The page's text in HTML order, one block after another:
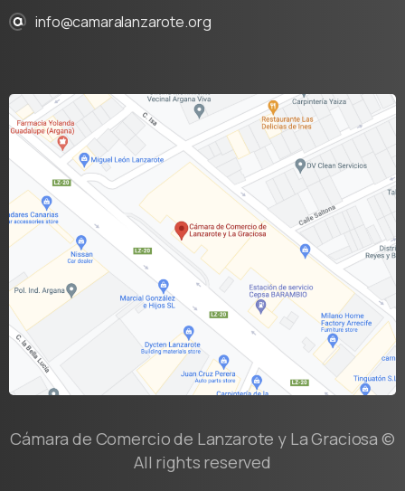
info@camaralanzarote.org
Cámara de Comercio de Lanzarote y La Graciosa ©
All rights reserved